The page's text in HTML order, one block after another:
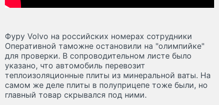
Фуру Volvo на российских номерах сотрудники
Оперативной таможне остановили на "олимпийке"
для проверки. В сопроводительном листе было
указано, что автомобиль перевозит
теплоизоляционные плиты из минеральной ваты. На
самом же деле плиты в полуприцепе тоже были, но
главный товар скрывался под ними.